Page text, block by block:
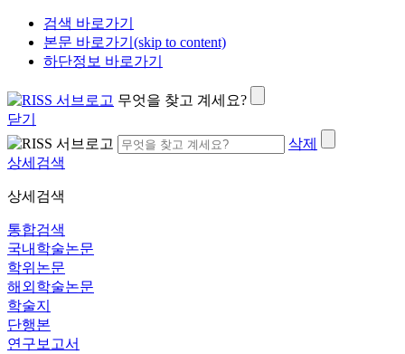
검색 바로가기
본문 바로가기(skip to content)
하단정보 바로가기
무엇을 찾고 계세요?
닫기
삭제
상세검색
상세검색
통합검색
국내학술논문
학위논문
해외학술논문
학술지
단행본
연구보고서